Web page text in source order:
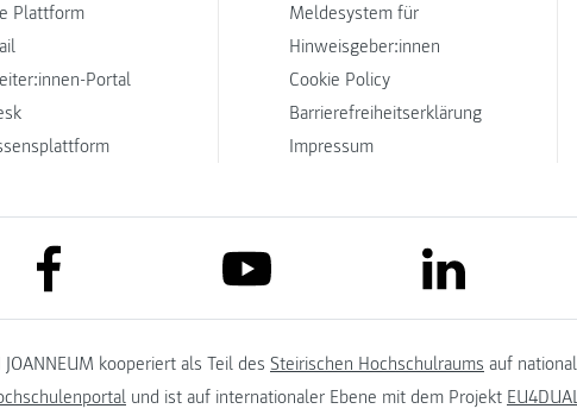
Plattform
Portal
Meldesystem für
Hinweisgeber:innen
Cookie Policy
Barrierefreiheitserklärung
Impressum
link to facebook link to youtube link to linkedin
JOANNEUM kooperiert als Teil des Steirischen Hochschulraums auf
und ist auf internationaler Ebene mit dem Projekt